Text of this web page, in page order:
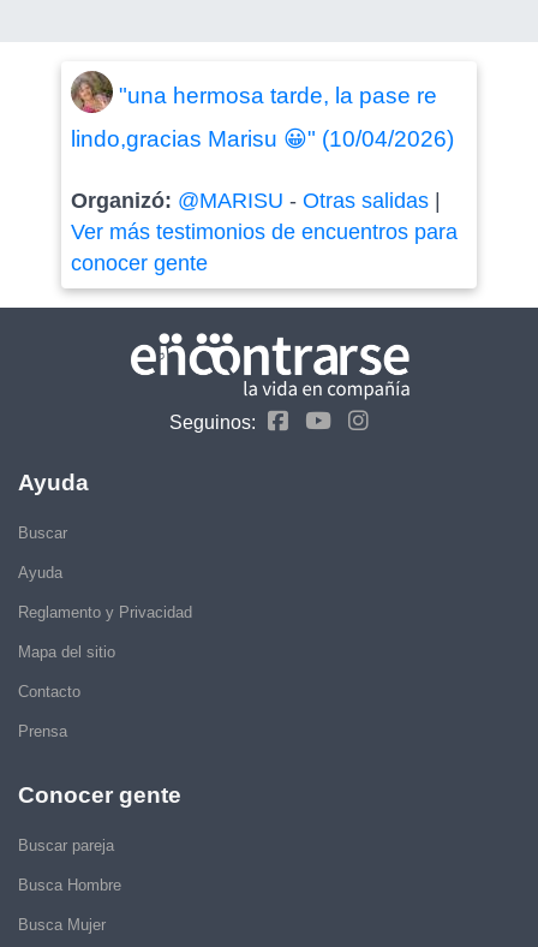
"una hermosa tarde, la pase re
lindo,gracias Marisu 😀" (10/04/2026)
Organizó: @MARISU - Otras salidas|
Ver más testimonios de encuentros para
conocer gente
Seguinos:
Ayuda
Buscar
Ayuda
Reglamento y Privacidad
Mapa del sitio
Contacto
Prensa
Conocer gente
Buscar pareja
Busca Hombre
Busca Mujer